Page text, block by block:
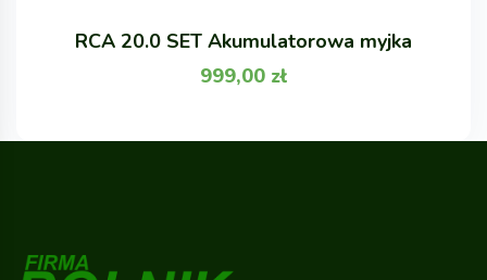
RCA 20.0 SET Akumulatorowa myjka
999,00 zł